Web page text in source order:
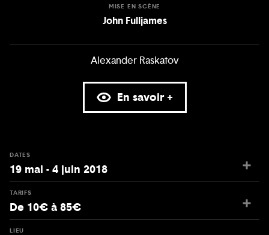
MISE EN SCÈNE
John Fulljames
Alexander Raskatov
En savoir +
DATES
19 mai - 4 juin 2018
TARIFS
De 10€ à 85€
LIEU